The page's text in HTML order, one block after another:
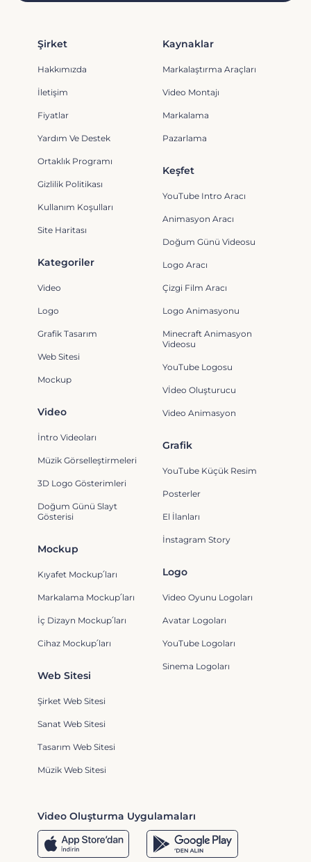
Şirket
Hakkımızda
İletişim
Fiyatlar
Yardım Ve Destek
Ortaklık Programı
Gizlilik Politikası
Kullanım Koşulları
Site Haritası
Mockup
Kıyafet Mockup՛ları
Markalama Mockup՛ları
İç Dizayn Mockup՛ları
Cihaz Mockup՛ları
Kaynaklar
Markalaştırma Araçları
Video Montajı
Markalama
Pazarlama
Grafik
YouTube Küçük Resim
Posterler
El İlanları
İnstagram Story
Kategoriler
Video
Logo
Grafik Tasarım
Web Sitesi
Mockup
Logo
Video Oyunu Logoları
Avatar Logoları
YouTube Logoları
Sinema Logoları
Keşfet
YouTube Intro Aracı
Animasyon Aracı
Doğum Günü Videosu
Logo Aracı
Çizgi Film Aracı
Logo Animasyonu
Minecraft Animasyon
Videosu
YouTube Logosu
Vİdeo Oluşturucu
Video Animasyon
Video Oluşturma Uygulamaları
Video
İntro Videoları
Müzik Görselleştirmeleri
3D Logo Gösterimleri
Doğum Günü Slayt
Gösterisi
Web Sitesi
Şirket Web Sitesi
Sanat Web Sitesi
Tasarım Web Sitesi
Müzik Web Sitesi